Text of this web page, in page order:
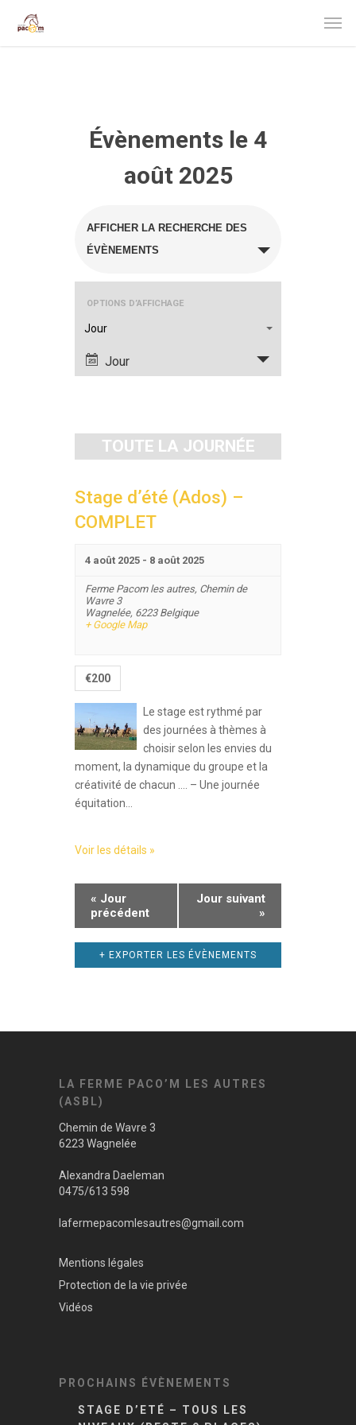
Évènements le 4
août 2025
Recherche
et
navigation
de
vues
Évènements
AFFICHER LA RECHERCHE DES
ÉVÈNEMENTS
Navigation
de
évènement
OPTIONS D’AFFICHAGE
Jour
Jour
TOUTE LA JOURNÉE
Stage d’été (Ados) –
COMPLET
4 août 2025 - 8 août 2025
Ferme Pacom les autres, Chemin de
Wavre 3
Wagnelée, 6223 Belgique
+ Google Map
€200
Le stage est rythmé par
des journées à thèmes à
choisir selon les envies du
moment, la dynamique du groupe et la
créativité de chacun …. – Une journée
équitation...
Voir les détails »
« Jour
précédent
Jour suivant
»
+ EXPORTER LES ÉVÈNEMENTS
LA FERME PACO’M LES AUTRES
(ASBL)
Chemin de Wavre 3
6223 Wagnelée
Alexandra Daeleman
0475/613 598
lafermepacomlesautres@gmail.com
Mentions légales
Protection de la vie privée
Vidéos
PROCHAINS ÉVÈNEMENTS
STAGE D’ETÉ – TOUS LES